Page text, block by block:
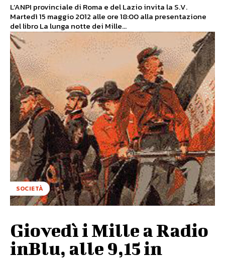
L’ANPI provinciale di Roma e del Lazio invita la S.V.
Martedì 15 maggio 2012 alle ore 18:00 alla presentazione
del libro La lunga notte dei Mille...
SOCIETÀ
Giovedì i Mille a Radio
inBlu, alle 9,15 in